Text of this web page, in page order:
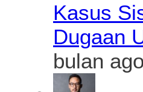
Kasus
Dugaan
bulan ago